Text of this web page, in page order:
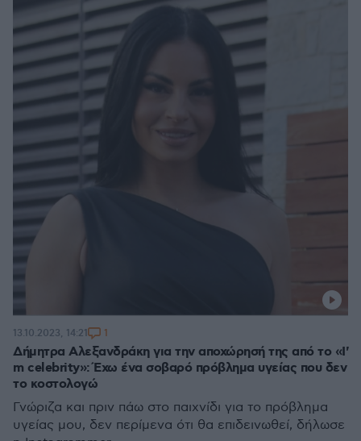
Δήμητρα Αλεξανδράκη για την αποχώρησή της από το «Ι'
m celebrity»: Έχω ένα σοβαρό πρόβλημα υγείας που δεν
το κοστολογώ
Γνώριζα και πριν πάω στο παιχνίδι για το πρόβλημα
υγείας μου, δεν περίμενα ότι θα επιδεινωθεί, δήλωσε
13.10.2023, 14:21 1